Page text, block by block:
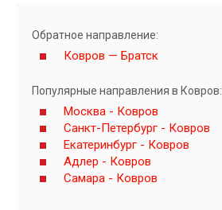
Обратное направление:
Ковров — Братск
Популярные направления в Ковров:
Москва - Ковров
Санкт-Петербург - Ковров
Екатеринбург - Ковров
Адлер - Ковров
Самара - Ковров